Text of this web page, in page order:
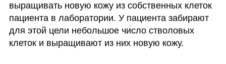
выращивать новую кожу из собственных клеток
пациента в лаборатории. У пациента забирают
для этой цели небольшое число стволовых
клеток и выращивают из них новую кожу.